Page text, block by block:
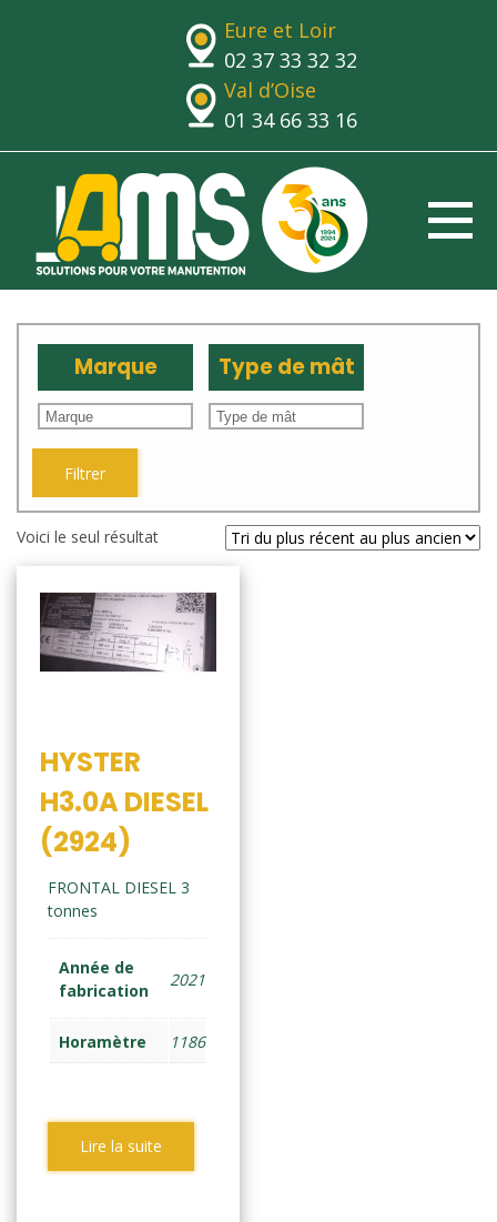
Eure et Loir
02 37 33 32 32
Val d’Oise
01 34 66 33 16
Marque Type de mât
Filtrer
Voici le seul résultat
HYSTER
H3.0A DIESEL
(2924)
FRONTAL DIESEL 3
tonnes
Année de
fabrication
2021
Horamètre 1186
Lire la suite